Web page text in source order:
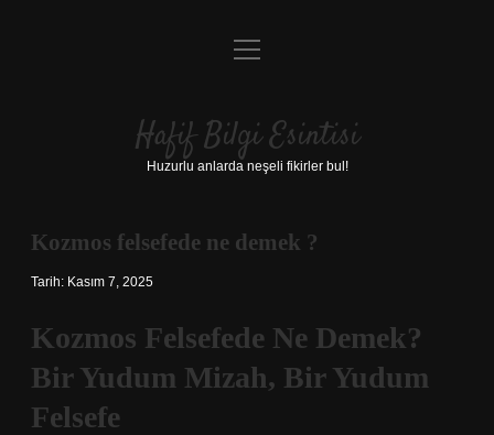
Anasayfa
Yasal Uyarı
menüyü
Hafif Bilgi Esintisi
Huzurlu anlarda neşeli fikirler bul!
Kozmos felsefede ne demek ?
Tarih: Kasım 7, 2025
Kozmos Felsefede Ne Demek?
Bir Yudum Mizah, Bir Yudum
Felsefe